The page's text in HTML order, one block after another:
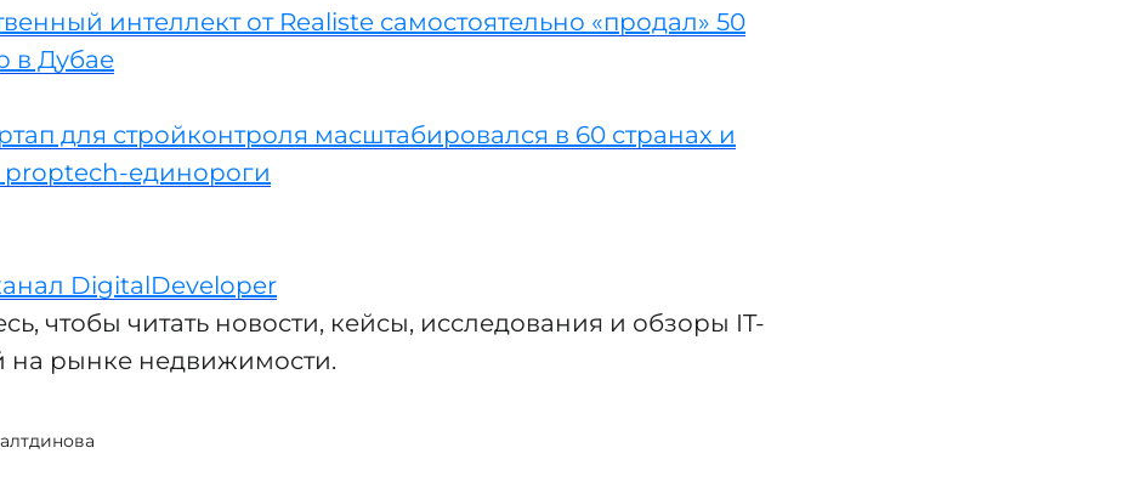
интеллект от Realiste самостоятельно «продал» 50
в Дубае
для стройконтроля масштабировался в 60 странах и
proptech-единороги
DigitalDeveloper
чтобы читать новости, кейсы, исследования и обзоры IT-
на рынке недвижимости.